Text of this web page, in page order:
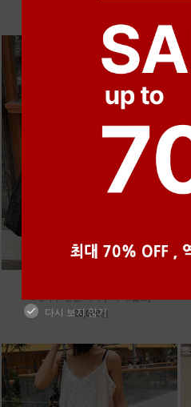
m_마무 린넨 나시 [4차 재입고]
28,000원
다시 보지 않기